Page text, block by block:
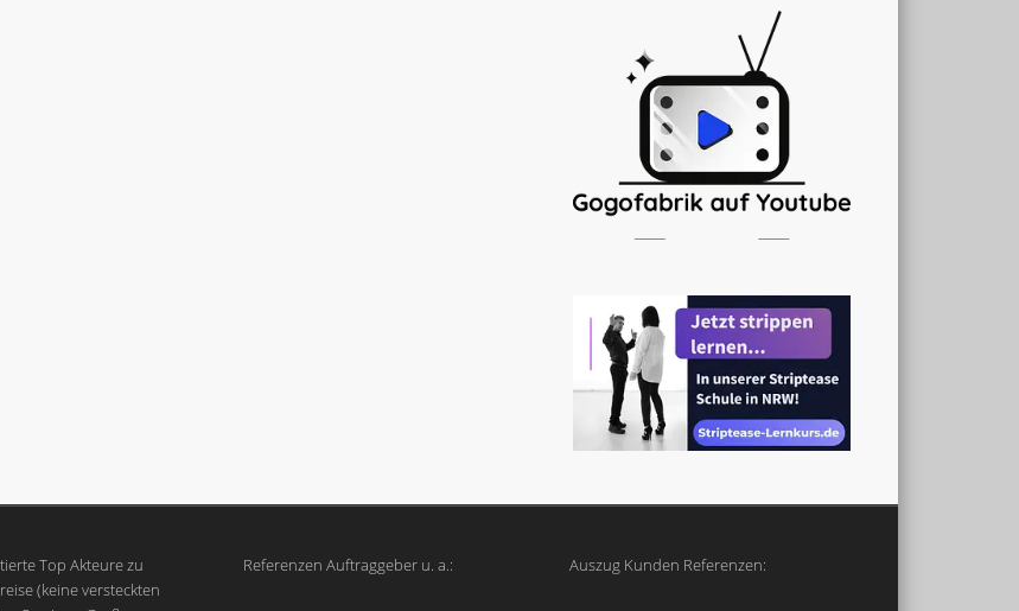
Top Akteure zu
(keine versteckten
Referenzen Auftraggeber u. a.: Auszug Kunden Referenzen: